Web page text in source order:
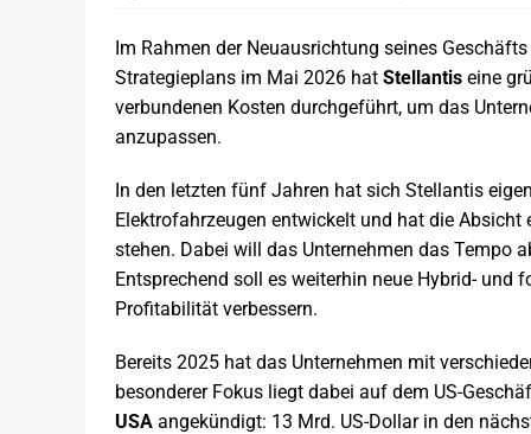
[ 4. August 2026 ] The Autonomous
NEWS
[ 4. August 2026 ] BMW setzt bei
[ 6. August 2026 ] KBA: Leichte
Im Rahmen der Neuausrichtung seines
Strategieplans im Mai 2026 hat Stellantis eine
verbundenen Kosten durchgeführt, um das
anzupassen.
In den letzten fünf Jahren hat sich Stellantis
Elektrofahrzeugen entwickelt und hat die
stehen. Dabei will das Unternehmen das Tempo
Entsprechend soll es weiterhin neue Hybrid- und
Profitabilität verbessern.
Bereits 2025 hat das Unternehmen mit
besonderer Fokus liegt dabei auf dem US-
USA angekündigt: 13 Mrd. US-Dollar in den